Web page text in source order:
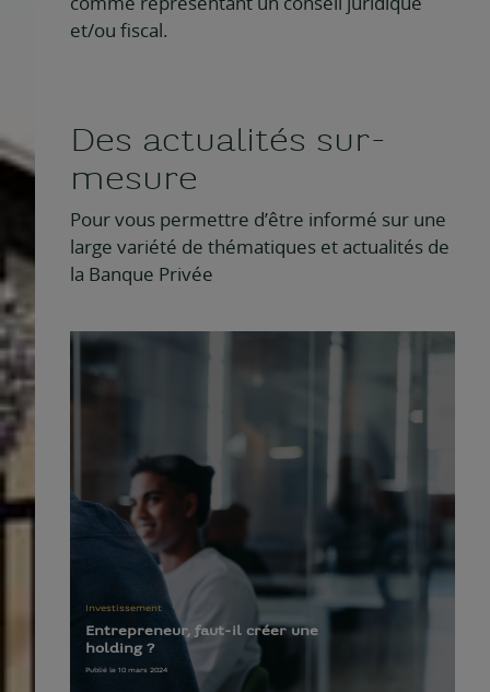
et/ou fiscal.
Des actualités sur-
mesure
Pour vous permettre d’être informé sur une
large variété de thématiques et actualités de
la Banque Privée